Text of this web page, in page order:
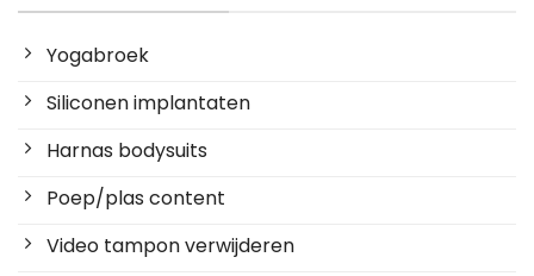
Yogabroek
Siliconen implantaten
Harnas bodysuits
Poep/plas content
Video tampon verwijderen